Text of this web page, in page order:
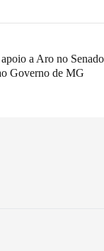
a Aro no
Governo de MG